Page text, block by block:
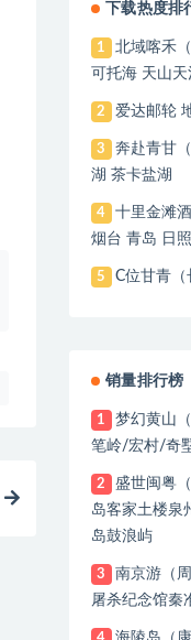
下载热度排
1
北域喀禾
可托海 天山
2 爱达邮轮
3
奔赴青甘
湖 茶卡盐湖
4
十里金滩
烟台 青岛 日
5 C位甘青（
销量排行榜
1
梦幻黄山
笔岭/宏村/奇
2
盛世闽粤
岛客家土楼泉
岛鼓浪屿
3
南京游（
屠杀纪念馆秦